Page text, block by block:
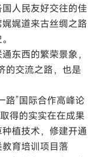
人民友好交往的佳
娓道来古丝绸之路
西的繁荣景象，
的交流之路，也是
”国际合作高峰论
得的实实在在成果
植技术，修建开通
育培训项目落